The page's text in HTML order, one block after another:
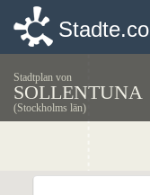
Stadte.co
Stadtplan von
SOLLENTUNA
(Stockholms län)
Stadte.co